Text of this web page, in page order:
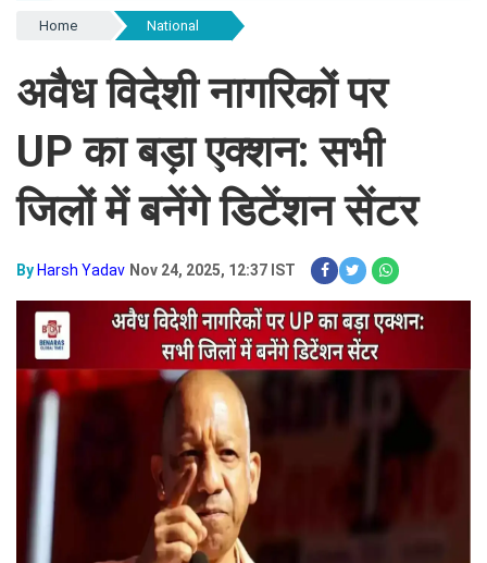
Home National
अवैध विदेशी नागरिकों पर
UP का बड़ा एक्शन: सभी
जिलों में बनेंगे डिटेंशन सेंटर
By Harsh Yadav Nov 24, 2025, 12:37 IST